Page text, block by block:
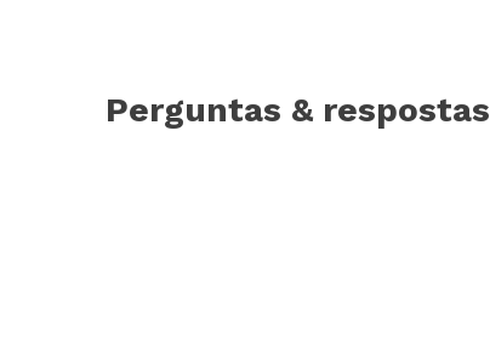
Perguntas & respostas